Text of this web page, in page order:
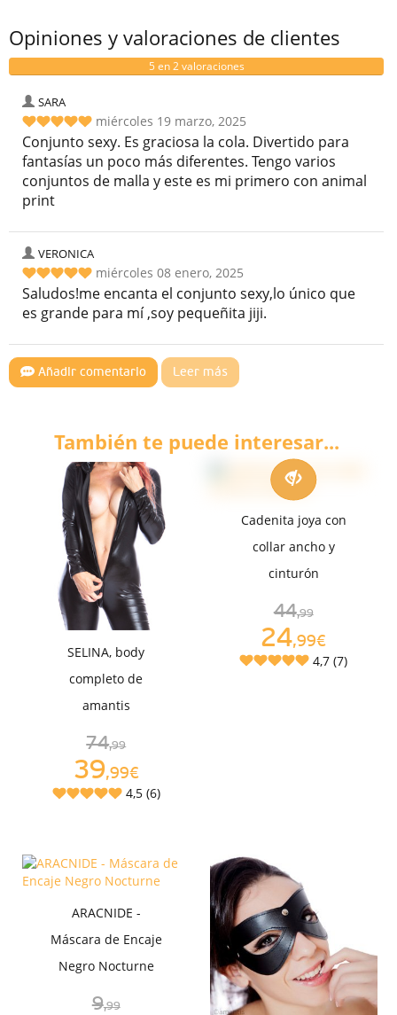
Opiniones y valoraciones de clientes
5 en 2 valoraciones
SARA
miércoles 19 marzo, 2025
Conjunto sexy. Es graciosa la cola. Divertido para
fantasías un poco más diferentes. Tengo varios
conjuntos de malla y este es mi primero con animal
print
VERONICA
miércoles 08 enero, 2025
Saludos!me encanta el conjunto sexy,lo único que
es grande para mí ,soy pequeñita jiji.
Añadir comentario Leer más
También te puede interesar...
SELINA, body
completo de
amantis
74,99
39,99€
4,5 (6)
Cadenita joya con
collar ancho y
cinturón
44,99
24,99€
4,7 (7)
ARACNIDE -
Máscara de Encaje
Negro Nocturne
9,99